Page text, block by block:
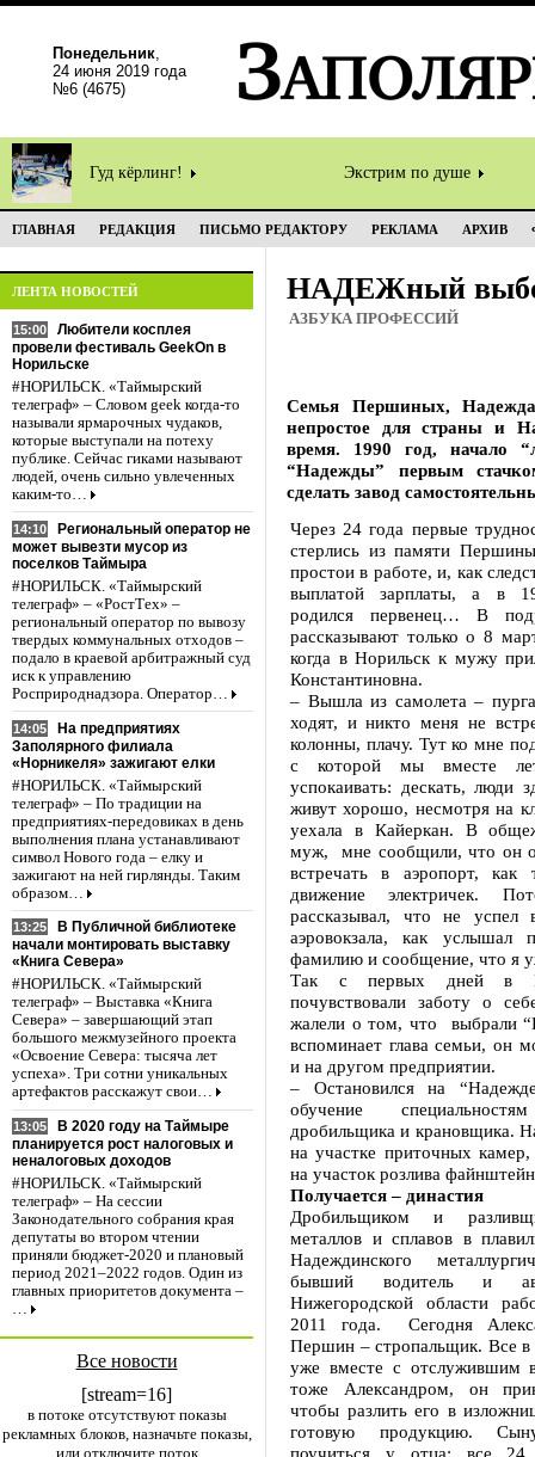
Понедельник,
24 июня 2019 года
№6 (4675)
Гуд кёрлинг! Экстрим по душе
ГЛАВНАЯ РЕДАКЦИЯ ПИСЬМО РЕДАКТОРУ РЕКЛАМА АРХИВ
ЛЕНТА НОВОСТЕЙ
15:00
Любители косплея
провели фестиваль GeekOn в
Норильске
#НОРИЛЬСК. «Таймырский
телеграф» – Словом geek когда-то
называли ярмарочных чудаков,
которые выступали на потеху
публике. Сейчас гиками называют
людей, очень сильно увлеченных
каким-то…
14:10
Региональный оператор не
может вывезти мусор из
поселков Таймыра
#НОРИЛЬСК. «Таймырский
телеграф» – «РостТех» –
региональный оператор по вывозу
твердых коммунальных отходов –
подало в краевой арбитражный суд
иск к управлению
Росприроднадзора. Оператор…
14:05
На предприятиях
Заполярного филиала
«Норникеля» зажигают елки
#НОРИЛЬСК. «Таймырский
телеграф» – По традиции на
предприятиях-передовиках в день
выполнения плана устанавливают
символ Нового года – елку и
зажигают на ней гирлянды. Таким
образом…
13:25
В Публичной библиотеке
начали монтировать выставку
«Книга Севера»
#НОРИЛЬСК. «Таймырский
телеграф» – Выставка «Книга
Севера» – завершающий этап
большого межмузейного проекта
«Освоение Севера: тысяча лет
успеха». Три сотни уникальных
артефактов расскажут свои…
13:05
В 2020 году на Таймыре
планируется рост налоговых и
неналоговых доходов
#НОРИЛЬСК. «Таймырский
телеграф» – На сессии
Законодательного собрания края
депутаты во втором чтении
приняли бюджет-2020 и плановый
период 2021–2022 годов. Один из
главных приоритетов документа –
…
Все новости
[stream=16]
в потоке отсутствуют показы
рекламных блоков, назначьте показы,
или отключите поток
НАДЕЖный
АЗБУКА ПРОФЕССИЙ
Семья Першиных,
непростое для страны и
время. 1990 год, начало
“Надежды” первым
сделать завод
Через 24 года первые
стерлись из памяти
простои в работе, и, как
выплатой зарплаты, а в
родился первенец… В
рассказывают только о 8
когда в Норильск к мужу
Константиновна.
– Вышла из самолета –
ходят, и никто меня не
колонны, плачу. Тут ко мне
с которой мы вместе
успокаивать: дескать, люди
живут хорошо, несмотря на
уехала в Кайеркан. В
муж, мне сообщили, что он
встречать в аэропорт, как
движение электричек.
рассказывал, что не успел
аэровокзала, как
фамилию и сообщение, что я
Так с первых дней в
почувствовали заботу о
жалели о том, что выбрали
вспоминает глава семьи, он
и на другом предприятии.
– Остановился на
обучение
дробильщика и крановщика.
на участке приточных
на участок розлива
Получается – династия
Дробильщиком и
металлов и сплавов в
Надеждинского
бывший водитель и
Нижегородской области
2011 года. Сегодня
Першин – стропальщик. Все
уже вместе с отслужившим
тоже Александром, он
чтобы разлить его в
готовую продукцию.
поучиться у отца: все